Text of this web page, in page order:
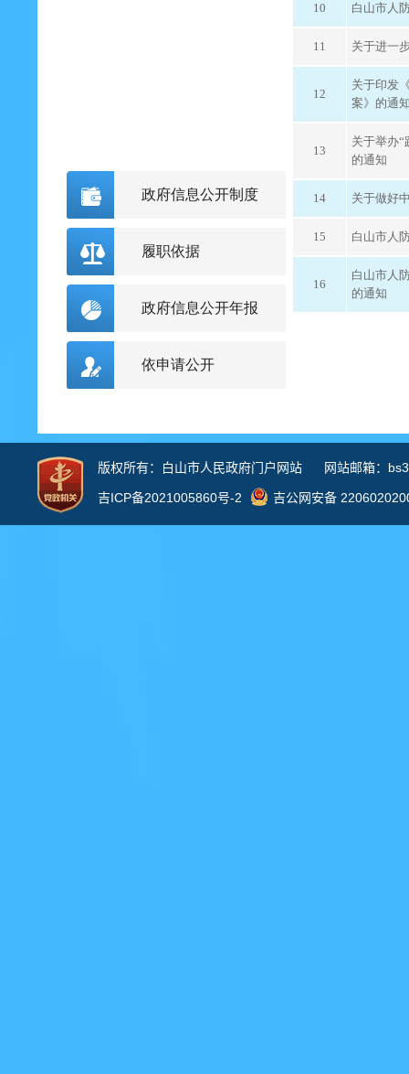
10 白山市人
11 关于进一
12
关于印发
案》的通
13
关于举办“
的通知
14 关于做好
15 白山市人
16
白山市人
的通知
政府信息公开制度
履职依据
政府信息公开年报
依申请公开